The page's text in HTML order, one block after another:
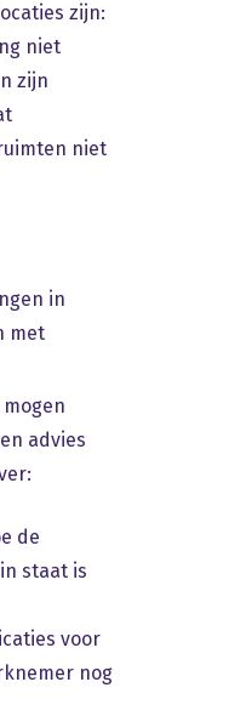
zijn:
niet
zijn
niet
in
met
advies
de
staat is
voor
nog